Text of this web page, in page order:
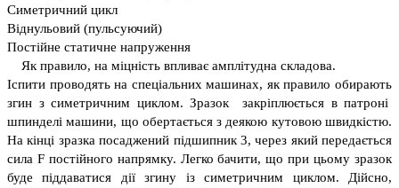
Симетричний цикл
Віднульовий (пульсуючий)
Постійне статичне напруження
Як правило, на міцність впливає амплітудна складова.
Іспити проводять на спеціальних машинах, як правило обирають
згин з симетричним циклом. Зразок закріплюється в патроні
шпинделі машини, що обертається з деякою кутовою швидкістю.
На кінці зразка посаджений підшипник 3, через який передається
сила F постійного напрямку. Легко бачити, що при цьому зразок
буде піддаватися дії згину із симетричним циклом. Дійсно,